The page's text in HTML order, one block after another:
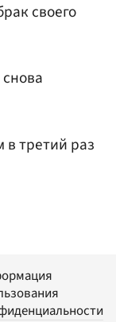
своего
в третий раз